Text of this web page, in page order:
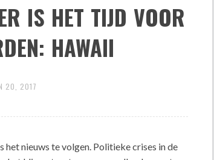
IS HET TIJD VOOR
HAWAII
20, 2017
het nieuws te volgen. Politieke crises in de